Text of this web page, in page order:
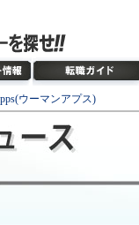
ウーマンアプス)